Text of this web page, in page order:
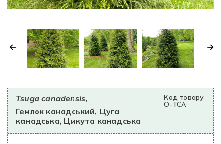
Tsuga canadensis,
Гемлок канадський, Цуга
канадська, Цикута канадська
Код товару
O-TCA